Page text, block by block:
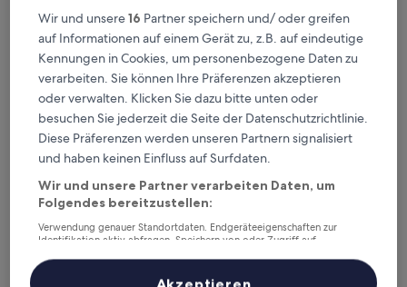
Kostenlose Stornierung bei
Planänderungen
Verdiene Prämien für jede
wahrgenommene Übernachtung
Mehr sparen mit Preisen für Mitglieder
Überprüfe die Preise für diese Daten
Nächstes Wochenende
In zwei Wochen
21. Aug. - 23. Aug.
Wir und unsere16 Partner speichern und/ oder greifen
auf Informationen auf einem Gerät zu, z.B. auf eindeutige
Kennungen in Cookies, um personenbezogene Daten zu
verarbeiten. Sie können Ihre Präferenzen akzeptieren
oder verwalten. Klicken Sie dazu bitte unten oder
besuchen Sie jederzeit die Seite der Datenschutzrichtlinie.
Diese Präferenzen werden unseren Partnern signalisiert
und haben keinen Einfluss auf Surfdaten.
Wir und unsere Partner verarbeiten Daten, um
Folgendes bereitzustellen:
Verwendung genauer Standortdaten. Endgeräteeigenschaften zur
Identifikation aktiv abfragen. Speichern von oder Zugriff auf
Inhalte, Messung von Werbeleistung und der Performance von Inhalten,
Zielgruppenforschung sowie Entwicklung und Verbesserung von
Akzeptieren